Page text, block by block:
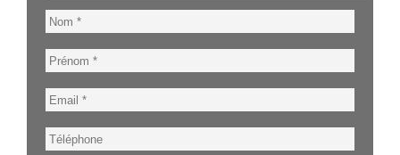
Nom
Prénom
Email
Téléphone